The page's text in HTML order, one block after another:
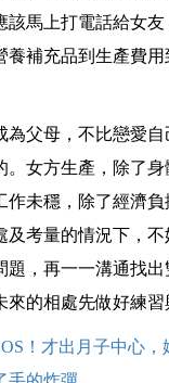
該馬上打電話給女
養補充品到生產費
為父母，不比戀愛
。女方生產，除了
作未穩，除了經濟
及考量的情況下，不
題，再一一溝通找
來的相處先做好練習
！才出月子中心，